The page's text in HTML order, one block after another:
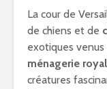
La cour de
de chiens et de
exotiques
ménagerie
créatures